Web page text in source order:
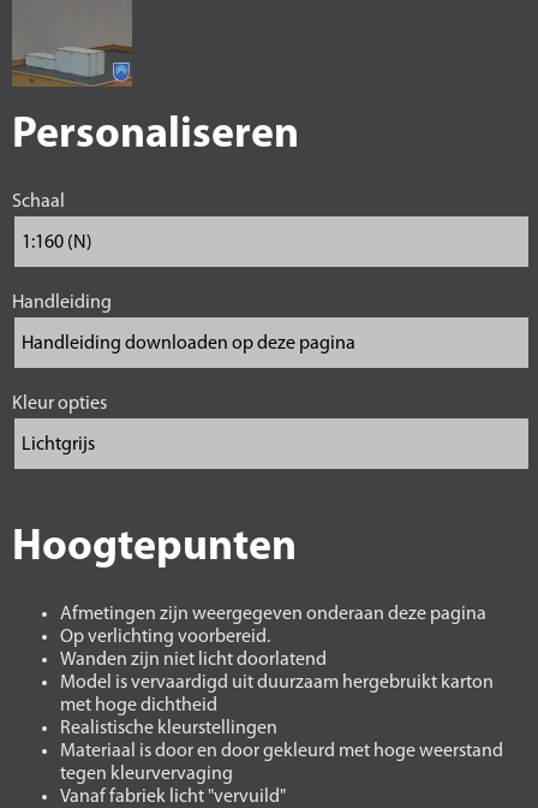
Personaliseren
Schaal
Handleiding
Kleur opties
Hoogtepunten
Afmetingen zijn weergegeven onderaan deze pagina
Op verlichting voorbereid.
Wanden zijn niet licht doorlatend
Model is vervaardigd uit duurzaam hergebruikt karton
met hoge dichtheid
Realistische kleurstellingen
Materiaal is door en door gekleurd met hoge weerstand
tegen kleurvervaging
Vanaf fabriek licht "vervuild"